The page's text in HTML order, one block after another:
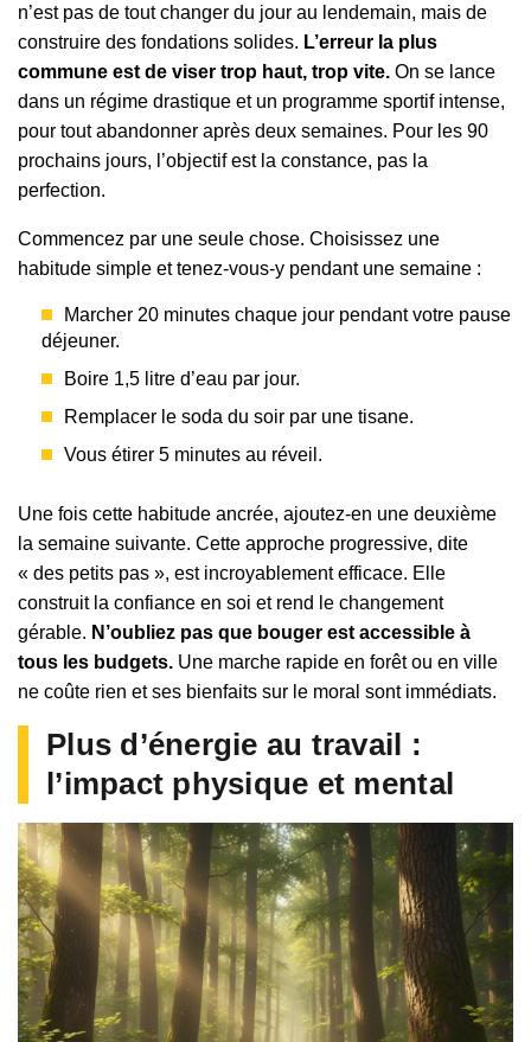
n’est pas de tout changer du jour au lendemain, mais de
construire des fondations solides. L’erreur la plus
commune est de viser trop haut, trop vite. On se lance
dans un régime drastique et un programme sportif intense,
pour tout abandonner après deux semaines. Pour les 90
prochains jours, l’objectif est la constance, pas la
perfection.
Commencez par une seule chose. Choisissez une
habitude simple et tenez-vous-y pendant une semaine :
Marcher 20 minutes chaque jour pendant votre pause
déjeuner.
Boire 1,5 litre d’eau par jour.
Remplacer le soda du soir par une tisane.
Vous étirer 5 minutes au réveil.
Une fois cette habitude ancrée, ajoutez-en une deuxième
la semaine suivante. Cette approche progressive, dite
« des petits pas », est incroyablement efficace. Elle
construit la confiance en soi et rend le changement
gérable. N’oubliez pas que bouger est accessible à
tous les budgets. Une marche rapide en forêt ou en ville
ne coûte rien et ses bienfaits sur le moral sont immédiats.
Plus d’énergie au travail :
l’impact physique et mental